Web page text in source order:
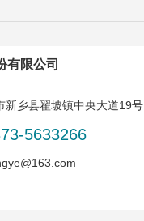
有限公司
新乡县翟坡镇中央大道19号
5633266